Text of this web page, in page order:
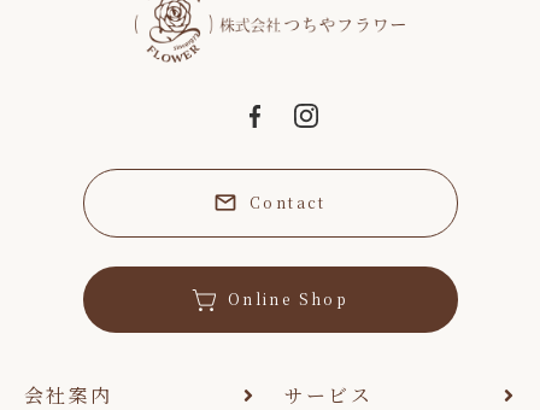
Contact
Online Shop
会社案内 サービス